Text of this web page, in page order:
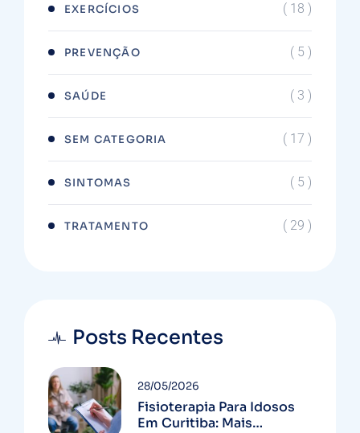
EXERCÍCIOS ( 18 )
PREVENÇÃO ( 5 )
SAÚDE ( 3 )
SEM CATEGORIA ( 17 )
SINTOMAS ( 5 )
TRATAMENTO ( 29 )
Posts Recentes
Fisioterapia Para Idosos
Em Curitiba: Mais
28/05/2026